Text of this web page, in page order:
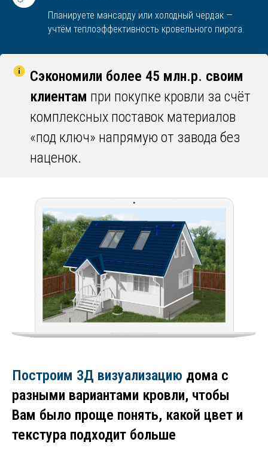
Планируете мансарду или холодный чердак —
учтём теплоэффективность кровельного пирога.
Сэкономили более 45 млн.р. своим
клиентам при покупке кровли за счёт
комплексных поставок материалов
«под ключ» напрямую от завода без
наценок.
Построим 3Д визуализацию дома с
разными вариантами кровли, чтобы
Вам было проще понять, какой цвет и
текстура подходит больше